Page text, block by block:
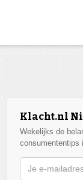
Klacht.nl
Wekelijks de
consumententips